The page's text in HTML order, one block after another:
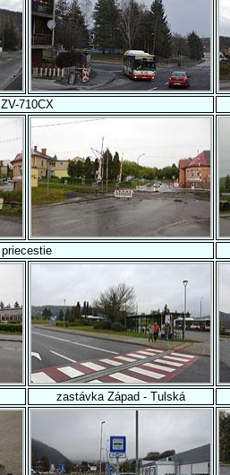
ZV-710CX
priecestie
zastávka Západ - Tulská